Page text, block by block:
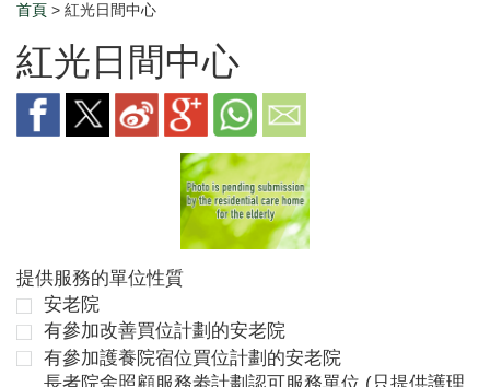
Breadcrumb
首頁 > 紅光日間中心
紅光日間中心
提供服務的單位性質
安老院
有參加改善買位計劃的安老院
有參加護養院宿位買位計劃的安老院
長者院舍照顧服務劵計劃認可服務單位 (只提供護理